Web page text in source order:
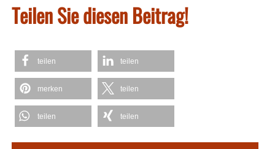
Teilen Sie diesen Beitrag!
teilen teilen
merken teilen
teilen teilen